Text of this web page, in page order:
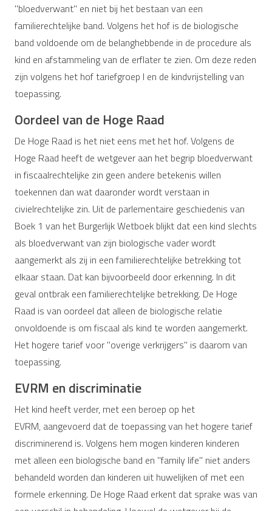
"bloedverwant" en niet bij het bestaan van een
familierechtelijke band. Volgens het hof is de biologische
band voldoende om de belanghebbende in de procedure als
kind en afstammeling van de erflater te zien. Om deze reden
zijn volgens het hof tariefgroep I en de kindvrijstelling van
toepassing.
Oordeel van de Hoge Raad
De Hoge Raad is het niet eens met het hof. Volgens de
Hoge Raad heeft de wetgever aan het begrip bloedverwant
in fiscaalrechtelijke zin geen andere betekenis willen
toekennen dan wat daaronder wordt verstaan in
civielrechtelijke zin. Uit de parlementaire geschiedenis van
Boek 1 van het Burgerlijk Wetboek blijkt dat een kind slechts
als bloedverwant van zijn biologische vader wordt
aangemerkt als zij in een familierechtelijke betrekking tot
elkaar staan. Dat kan bijvoorbeeld door erkenning. In dit
geval ontbrak een familierechtelijke betrekking. De Hoge
Raad is van oordeel dat alleen de biologische relatie
onvoldoende is om fiscaal als kind te worden aangemerkt.
Het hogere tarief voor "overige verkrijgers" is daarom van
toepassing.
EVRM en discriminatie
Het kind heeft verder, met een beroep op het
EVRM, aangevoerd dat de toepassing van het hogere tarief
discriminerend is. Volgens hem mogen kinderen kinderen
met alleen een biologische band en "family life" niet anders
behandeld worden dan kinderen uit huwelijken of met een
formele erkenning. De Hoge Raad erkent dat sprake was van